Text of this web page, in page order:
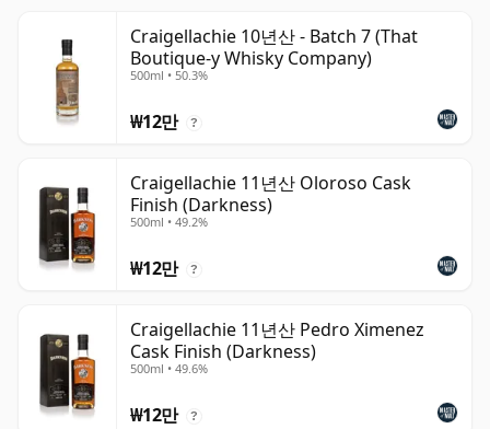
Craigellachie 10년산 - Batch 7 (That
Boutique-y Whisky Company)
500ml • 50.3%
₩12만 ?
Craigellachie 11년산 Oloroso Cask
Finish (Darkness)
500ml • 49.2%
₩12만 ?
Craigellachie 11년산 Pedro Ximenez
Cask Finish (Darkness)
500ml • 49.6%
₩12만 ?